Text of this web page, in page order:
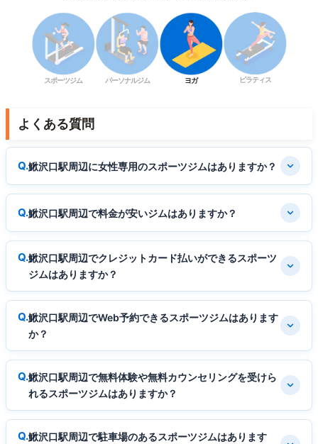
スポーツジム パーソナルジム ヨガ ピラティス
よくある質問
鰍沢口駅周辺に女性専用のスポーツジムはありますか？
鰍沢口駅周辺で料金が安いジムはありますか？
鰍沢口駅周辺でクレジットカード払いができるスポーツ
ジムはありますか？
鰍沢口駅周辺でWeb予約できるスポーツジムはあります
か？
鰍沢口駅周辺で無料体験や無料カウンセリングを受けら
れるスポーツジムはありますか？
鰍沢口駅周辺で駐車場のあるスポーツジムはあります